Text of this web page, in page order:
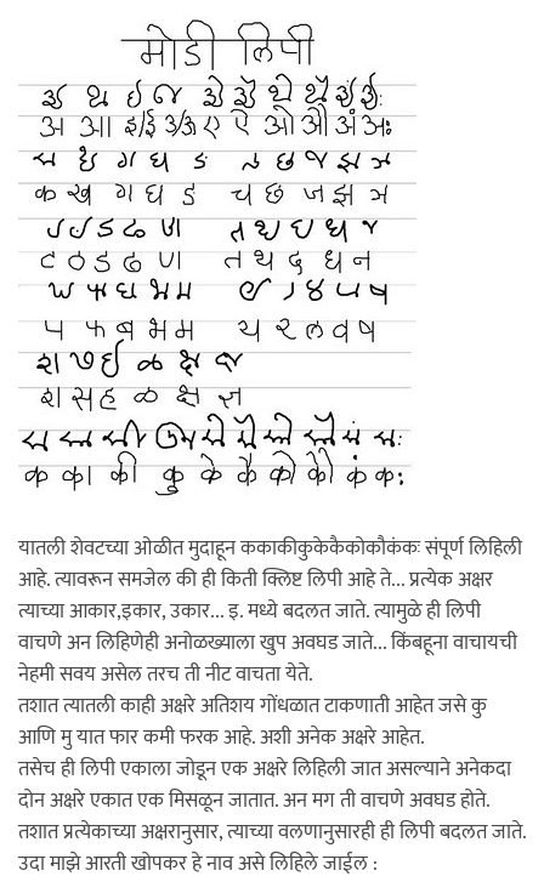
यातली शेवटच्या ओळीत मुदाहून ककाकीकुकेकैकोकौकंकः संपूर्ण लिहिली
आहे. त्यावरून समजेल की ही किती क्लिष्ट लिपी आहे ते... प्रत्येक अक्षर
त्याच्या आकार,इकार, उकार... इ. मध्ये बदलत जाते. त्यामुळे ही लिपी
वाचणे अन लिहिणेही अनोळख्याला खुप अवघड जाते... किंबहूना वाचायची
नेहमी सवय असेल तरच ती नीट वाचता येते.
तशात त्यातली काही अक्षरे अतिशय गोंधळात टाकणाती आहेत जसे कु
आणि मु यात फार कमी फरक आहे. अशी अनेक अक्षरे आहेत.
तसेच ही लिपी एकाला जोडून एक अक्षरे लिहिली जात असल्याने अनेकदा
दोन अक्षरे एकात एक मिसळून जातात. अन मग ती वाचणे अवघड होते.
तशात प्रत्येकाच्या अक्षरानुसार, त्याच्या वलणानुसारही ही लिपी बदलत जाते.
उदा माझे आरती खोपकर हे नाव असे लिहिले जाईल :